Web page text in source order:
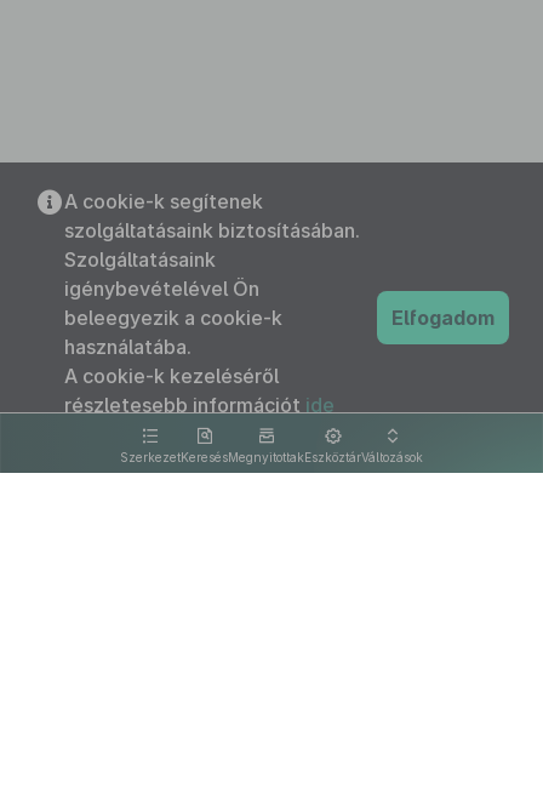
SzerkezetKeresésMegnyitottakEszköztárVáltozások
A cookie-k segítenek
szolgáltatásaink biztosításában.
Szolgáltatásaink
igénybevételével Ön
beleegyezik a cookie-k
használatába.
A cookie-k kezeléséről
részletesebb információt ide
kattintva olvashat.
Elfogadom